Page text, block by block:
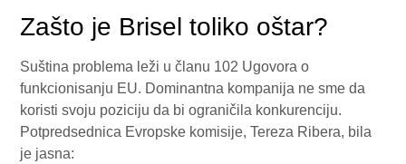
Zašto je Brisel toliko oštar?
Suština problema leži u članu 102 Ugovora o
funkcionisanju EU. Dominantna kompanija ne sme da
koristi svoju poziciju da bi ograničila konkurenciju.
Potpredsednica Evropske komisije, Tereza Ribera, bila
je jasna: